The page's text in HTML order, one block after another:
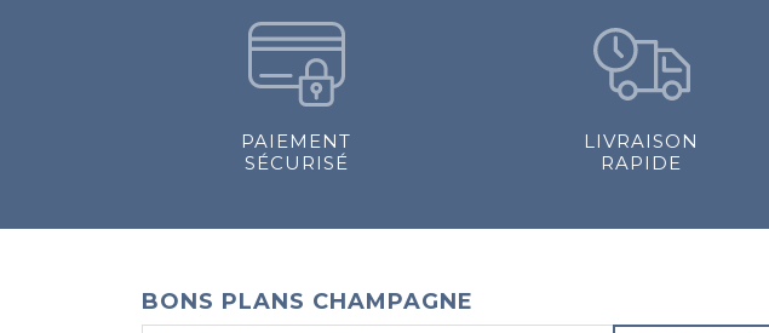
PAIEMENT
SÉCURISÉ
LIVRAISON
RAPIDE
BONS PLANS CHAMPAGNE